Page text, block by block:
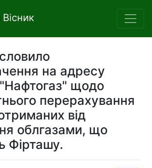
на адресу
"Нафтогаз" щодо
перерахування
від
облгазами, що
Фірташу.